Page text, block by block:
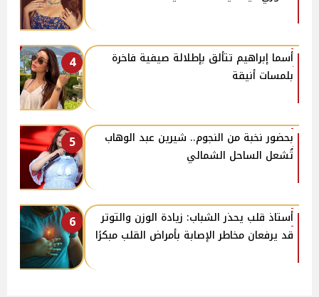
4
أسما إبراهيم تتألق بإطلالة صيفية فاخرة
بلمسات أنيقة
5
بحضور نخبة من النجوم.. شيرين عبد الوهاب
تُشعل الساحل الشمالي
6
أستاذ قلب يحذر الشباب: زيادة الوزن والتوتر
قد يرفعان مخاطر الإصابة بأمراض القلب مبكرًا